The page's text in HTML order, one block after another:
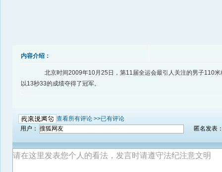
内容介绍：
北京时间2009年10月25日，第11届全运会最引人关注的男子110米
以13秒33的成绩夺得了冠军。
查看所有评论 >>已有评论
用户：
匿名发表